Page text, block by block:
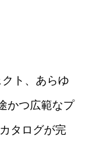
ト、あらゆ
かつ広範なプ
タログが完